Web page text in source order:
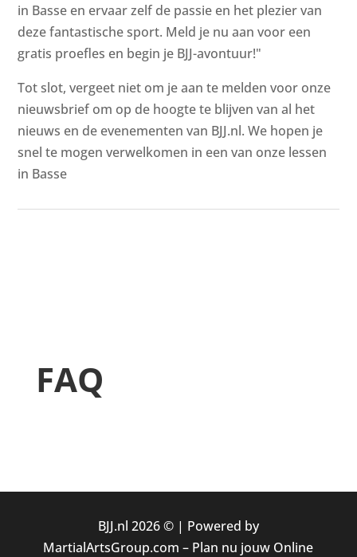
in Basse en ervaar zelf de passie en het plezier van
deze fantastische sport. Meld je nu aan voor een
gratis proefles en begin je BJJ-avontuur!"
Tot slot, vergeet niet om je aan te melden voor onze
nieuwsbrief om op de hoogte te blijven van al het
nieuws en de evenementen van BJJ.nl. We hopen je
snel te mogen verwelkomen in een van onze lessen
in Basse
FAQ
BJJ.nl 2026 © | Powered by
MartialArtsGroup.com – Plan nu jouw Online